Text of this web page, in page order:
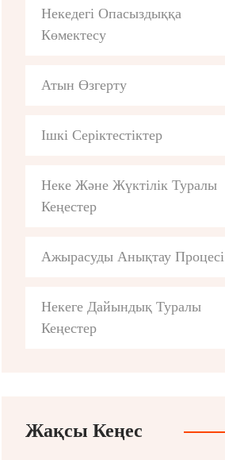
Некедегі Опасыздыққа
Көмектесу
Атын Өзгерту
Ішкі Серіктестіктер
Неке Және Жүктілік Туралы
Кеңестер
Ажырасуды Анықтау Процесі
Некеге Дайындық Туралы
Кеңестер
Жақсы Кеңес